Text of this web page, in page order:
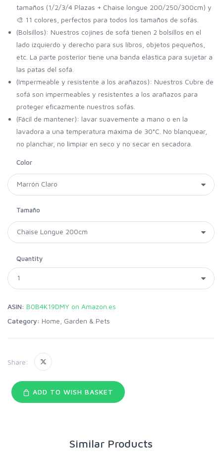
tamaños (1/2/3/4 Plazas + Chaise longue 200/250/300cm) y
🎨 11 colores, perfectos para todos los tamaños de sofás.
(Bolsillos): Nuestros cojines de sofá tienen 2 bolsillos en el
lado izquierdo y derecho para sus libros, objetos pequeños,
etc. La parte posterior tiene una banda elástica para sujetar a
las patas del sofá.
(Impermeable y resistente a los arañazos): Nuestros Cubre de
sofá son impermeables y resistentes a los arañazos para
proteger eficazmente nuestros sofás.
(Fácil de mantener): lavar suavemente a mano o en la
lavadora a una temperatura máxima de 30°C. No blanquear,
no planchar, no limpiar en seco y no secar en secadora.
Color
Tamaño
Quantity
ASIN: B0B4K19DMY on Amazon.es
Category: Home, Garden & Pets
Share:
ADD TO WISH BASKET
Similar Products